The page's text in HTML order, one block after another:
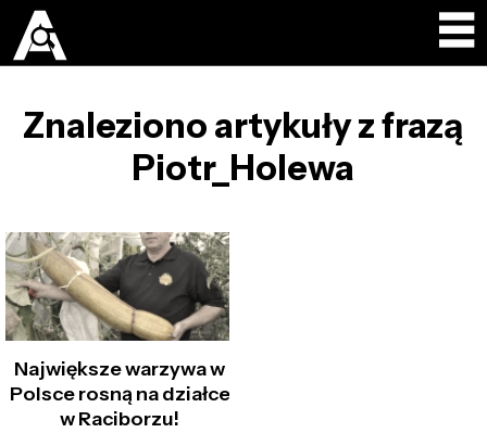
Znaleziono artykuły z frazą
Piotr_Holewa
Największe warzywa w
Polsce rosną na działce
w Raciborzu!